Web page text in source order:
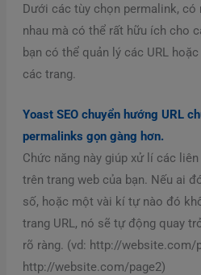
Dưới các tùy chọn permalink,
nhau mà có thể rất hữu ích cho
bạn có thể quản lý các URL
các trang.
Yoast SEO chuyển hướng URL
permalinks gọn gàng hơn.
Chức năng này giúp xử lí các
trên trang web của bạn. Nếu ai
số, hoặc một vài kí tự nào đó
trang URL, nó sẽ tự động quay
rõ ràng. (vd: http://website.com/
http://website.com/page2)